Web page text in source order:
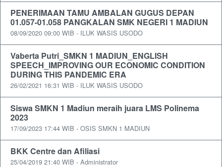
PENERIMAAN TAMU AMBALAN GUGUS DEPAN
01.057-01.058 PANGKALAN SMK NEGERI 1 MADIUN
08/09/2020 09:00 WIB - ILUK WASIS USODO
Vaberta Putri_SMKN 1 MADIUN_ENGLISH
SPEECH_IMPROVING OUR ECONOMIC CONDITION
DURING THIS PANDEMIC ERA
26/02/2021 16:31 WIB - ILUK WASIS USODO
Siswa SMKN 1 Madiun meraih juara LMS Polinema
2023
17/09/2023 17:44 WIB - OSIS SMKN 1 MADIUN
BKK Centre dan Afiliasi
25/04/2019 21:40 WIB - Administrator